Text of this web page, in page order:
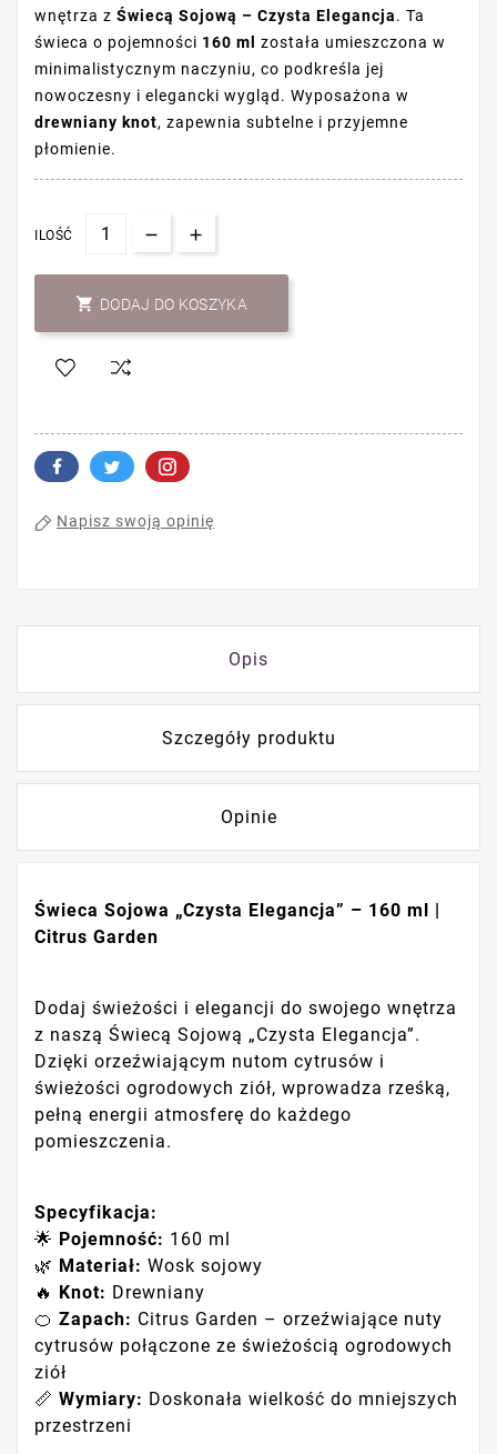
wnętrza z Świecą Sojową – Czysta Elegancja. Ta
świeca o pojemności 160 ml
została umieszczona w
minimalistycznym naczyniu, co podkreśla jej
nowoczesny i elegancki wygląd. Wyposażona w
drewniany knot, zapewnia subtelne i przyjemne
płomienie.
ILOŚĆ
 DODAJ DO KOSZYKA
Napisz swoją opinię
Opis
Szczegóły produktu
Opinie
Świeca Sojowa „Czysta Elegancja” – 160 ml |
Citrus Garden
Dodaj świeżości i elegancji do swojego wnętrza
z naszą Świecą Sojową „Czysta Elegancja”.
Dzięki orzeźwiającym nutom cytrusów i
świeżości ogrodowych ziół, wprowadza rześką,
pełną energii atmosferę do każdego
pomieszczenia.
Specyfikacja:
🌟 Pojemność: 160 ml
🌿 Materiał: Wosk sojowy
🔥 Knot: Drewniany
🍊 Zapach: Citrus Garden – orzeźwiające nuty
cytrusów połączone ze świeżością ogrodowych
ziół
📏 Wymiary: Doskonała wielkość do mniejszych
przestrzeni